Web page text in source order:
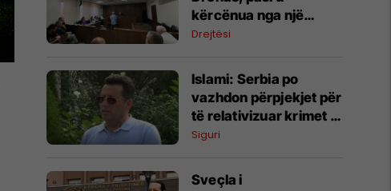
kërcënua nga një
person në Facebook
Drejtësi
Islami: Serbia po
vazhdon përpjekjet për
të relativizuar krimet e
luftës në Kosovë
Siguri
Sveçla i